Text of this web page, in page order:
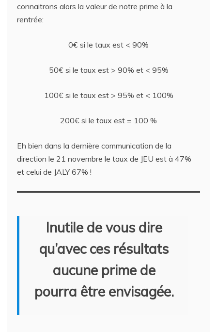
connaitrons alors la valeur de notre prime à la
rentrée:
0€ si le taux est < 90%
50€ si le taux est > 90% et < 95%
100€ si le taux est > 95% et < 100%
200€ si le taux est = 100 %
Eh bien dans la dernière communication de la
direction le 21 novembre le taux de JEU est à 47%
et celui de JALY 67% !
Inutile de vous dire
qu’avec ces résultats
aucune prime de
pourra être envisagée.